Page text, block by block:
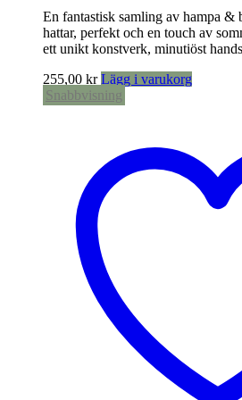
En fantastisk samling av hampa
hattar, perfekt och en touch av
ett unikt konstverk, minutiöst
255,00 kr Lägg i varukorg
Snabbvisning